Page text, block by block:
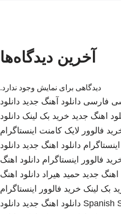
آخرین دیدگاه‌ها
دیدگاهی برای نمایش وجود ندارد.
فارسی دانلود آهنگ جدید دانلود
اهنگ جدید خرید بک لینک دانلود
فالوور لایک کامنت اینستاگرام
دانلود اهنگ جدید دانلود
فالوور اینستاگرام دانلود اهنگ
اهنگ جدید حمید هیراد دانلود اهنگ
بک لینک خرید فالوور اینستاگرام
Spanish دانلود اهنگ جدید دانلود